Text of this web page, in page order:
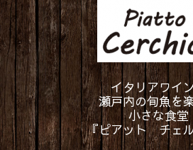
イタリアワイ
瀬戸内の旬魚を
小さな食堂
『ピアット チェ